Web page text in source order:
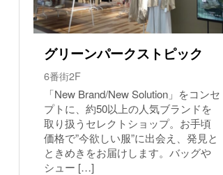
グリーンパークストピック
6番街2F
「New Brand/New Solution」をコンセ
プトに、約50以上の人気ブランドを
取り扱うセレクトショップ。お手頃
価格で”今欲しい服”に出会え、発見と
ときめきをお届けします。バッグや
シュー […]